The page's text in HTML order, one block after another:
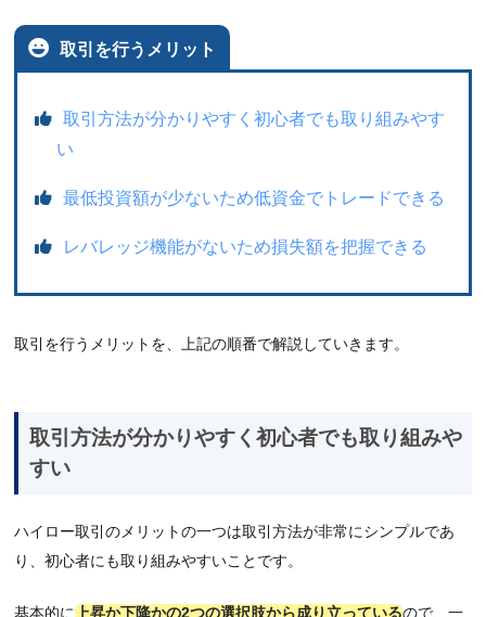
取引を行うメリット
取引方法が分かりやすく初心者でも取り組みやす
い
最低投資額が少ないため低資金でトレードできる
レバレッジ機能がないため損失額を把握できる
取引を行うメリットを、上記の順番で解説していきます。
取引方法が分かりやすく初心者でも取り組みや
すい
ハイロー取引のメリットの一つは取引方法が非常にシンプルであ
り、初心者にも取り組みやすいことです。
基本的に上昇か下降かの2つの選択肢から成り立っているので、一